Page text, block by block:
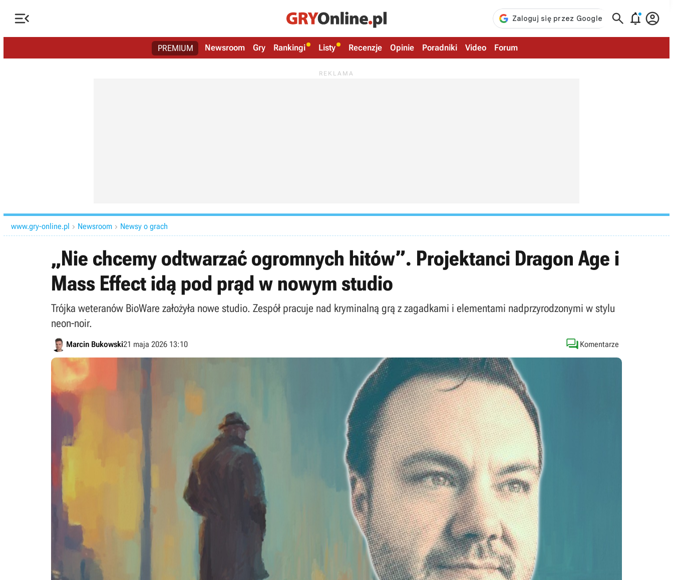
   
PREMIUM Newsroom Gry Rankingi Listy Recenzje Opinie Poradniki Video Forum
www.gry-online.pl  Newsroom  Newsy o grach
„Nie chcemy odtwarzać ogromnych hitów”. Projektanci Dragon Age i
Mass Effect idą pod prąd w nowym studio
Trójka weteranów BioWare założyła nowe studio. Zespół pracuje nad kryminalną grą z zagadkami i elementami nadprzyrodzonymi w stylu
neon-noir.
Marcin Bukowski21 maja 2026 13:10  Komentarze